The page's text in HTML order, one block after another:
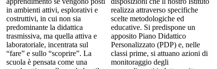
in ambienti attivi, esplorativi e
costruttivi, in cui non sia
predominante la didattica
trasmissiva, ma quella attiva e
laboratoriale, incentrata sul
“fare” e sullo “scoprire”. La
scuola è pensata come una
realizza attraverso specifiche
scelte metodologiche ed
educative. Si predispone un
apposito Piano Didattico
Personalizzato (PDP) e, nelle
classi prime, si attuano azioni di
monitoraggio degli